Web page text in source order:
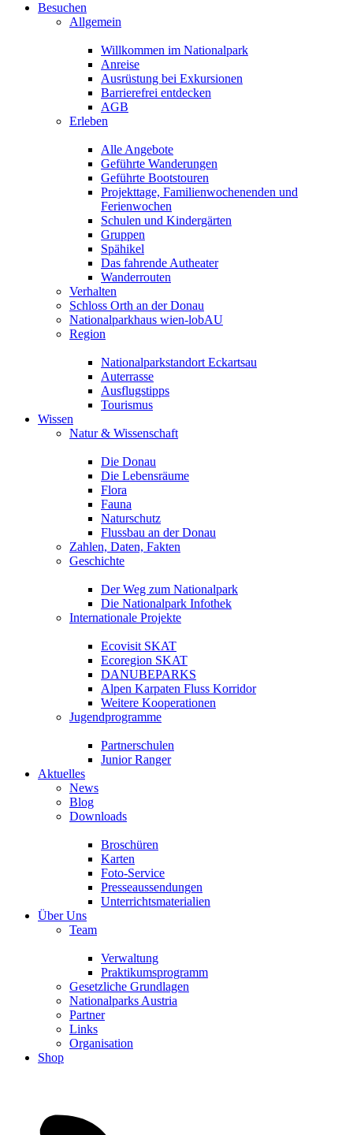
Besuchen
Allgemein
Willkommen im Nationalpark
Anreise
Ausrüstung bei Exkursionen
Barrierefrei entdecken
AGB
Erleben
Alle Angebote
Geführte Wanderungen
Geführte Bootstouren
Projekttage, Familienwochenenden und
Ferienwochen
Schulen und Kindergärten
Gruppen
Spähikel
Das fahrende Autheater
Wanderrouten
Verhalten
Schloss Orth an der Donau
Nationalparkhaus wien-lobAU
Region
Nationalparkstandort Eckartsau
Auterrasse
Ausflugstipps
Tourismus
Wissen
Natur & Wissenschaft
Die Donau
Die Lebensräume
Flora
Fauna
Naturschutz
Flussbau an der Donau
Zahlen, Daten, Fakten
Geschichte
Der Weg zum Nationalpark
Die Nationalpark Infothek
Internationale Projekte
Ecovisit SKAT
Ecoregion SKAT
DANUBEPARKS
Alpen Karpaten Fluss Korridor
Weitere Kooperationen
Jugendprogramme
Partnerschulen
Junior Ranger
Aktuelles
News
Blog
Downloads
Broschüren
Karten
Foto-Service
Presseaussendungen
Unterrichtsmaterialien
Über Uns
Team
Verwaltung
Praktikumsprogramm
Gesetzliche Grundlagen
Nationalparks Austria
Partner
Links
Organisation
Shop